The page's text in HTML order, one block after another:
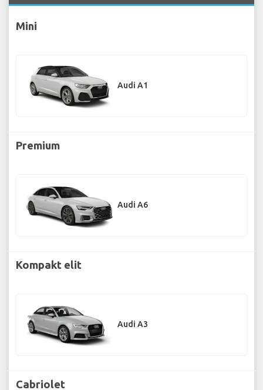
Mini
Audi A1
Premium
Audi A6
Kompakt elit
Audi A3
Cabriolet